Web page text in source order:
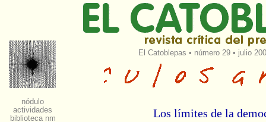
El Catoblepas • número 29 • julio
Los límites de la